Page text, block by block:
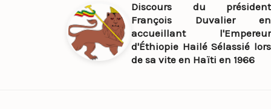
Discours du président
François Duvalier en
accueillant l'Empereur
d'Éthiopie Hailé Sélassié lors
de sa vite en Haïti en 1966